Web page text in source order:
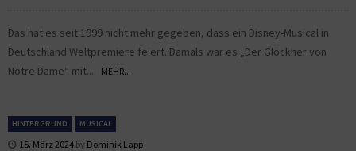
Das hat es seit 1999 nicht mehr gegeben, dass ein Disney-Musical in
Deutschland Weltpremiere feiert. Damals war es „Der Glöckner von
Notre Dame“ mit...
MEHR...
HINTERGRUND MUSICAL
15. März 2024 by Dominik Lapp